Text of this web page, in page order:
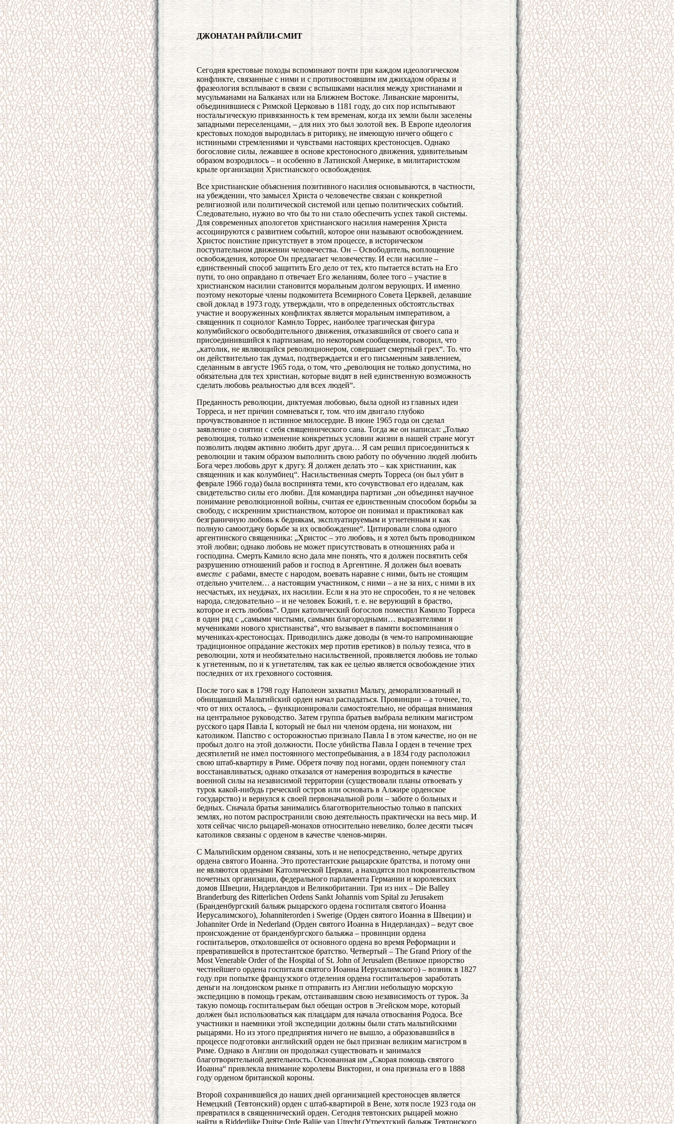
ДЖОНАТАН РАЙЛИ-СМИТ
Сегодня крестовые походы вспоминают почти при каждом идеологическом
конфликте, связанные с ними и с противостоявшим им джихадом образы и
фразеология всплывают в связи с вспышками насилия между христианами и
мусульманами на Балканах или на Ближнем Востоке. Ливанские марониты,
объединившиеся с Римской Церковью в 1181 году, до сих пор испытывают
ностальгическую привязанность к тем временам, когда их земли были заселены
западными переселенцами, – для них это был золотой век. В Европе идеология
крестовых походов выродилась в риторику, не имеющую ничего общего с
истинными стремлениями и чувствами настоящих крестоносцев. Однако
богословие силы, лежавшее в основе крестоносного движения, удивительным
образом возродилось – и особенно в Латинской Америке, в милитаристском
крыле организации Христианского освобождения.
Все христианские объяснения позитивного насилия основываются, в частности,
на убеждении, что замысел Христа о человечестве связан с конкретной
религиозной или политической системой или цепью политических событий.
Следовательно, нужно во что бы то ни стало обеспечить успех такой системы.
Для современных апологетов христианского насилия намерения Христа
ассоциируются с развитием событий, которое они называют освобождением.
Христос поистине присутствует в этом процессе, в историческом
поступательном движении человечества. Он – Освободитель, воплощение
освобождения, которое Он предлагает человечеству. И если насилие –
единственный способ защитить Его дело от тех, кто пытается встать на Его
пути, то оно оправдано п отвечает Его желаниям, более того – участие в
христианском насилии становится моральным долгом верующих. И именно
поэтому некоторые члены подкомитета Всемирного Совета Церквей, делавшие
свой доклад в 1973 году, утверждали, что в определенных обстоятсльствах
участие и вооруженных конфликтах является моральным императивом, а
священник п социолог Камнло Торрес, наиболее трагическая фигура
колумбийского освободительного движения, отказавшийся от своего сапа и
присоединившийся к партизанам, по некоторым сообщениям, говорил, что
„католик, не являющийся революционером, совершает смертный грех“. То. что
он действительно так думал, подтверждается и его письменным заявлением,
сделанным в августе 1965 года, о том, что „революция не только допустима, но
обязательна для тех христиан, которые видят в ней единственную возможность
сделать любовь реальностью для всех людей“.
Преданность революции, диктуемая любовью, была одной из главных идеи
Торреса, и нет причин сомневаться г, том. что им двигало глубоко
прочувствованное п истинное милосердие. В июне 1965 года он сделал
заявление о снятии с себя священнического сана. Тогда же он написал: „Только
революция, только изменение конкретных условии жизни в нашей стране могут
позволить людям активно любить друг друга… Я сам решил присоединиться к
революции и таким образом выполнить свою работу по обучению людей любить
Бога через любовь друг к другу. Я должен делать это – как христианин, как
священник и как колумбиец“. Насильственная смерть Торреса (он был убит в
феврале 1966 года) была воспринята теми, кто сочувствовал его идеалам, как
свидетельство силы его любви. Для командира партизан „он объединял научное
понимание революционной войны, считая ее единственным способом борьбы за
свободу, с искренним христианством, которое он понимал и практиковал как
безграничную любовь к беднякам, эксплуатируемым и угнетенным и как
полную самоотдачу борьбе за их освобождение“. Цитировали слова одного
аргентинского священника: „Христос – это любовь, и я хотел быть проводником
этой любви; однако любовь не может присутствовать в отношениях раба и
господина. Смерть Камило ясно дала мне понять, что я должен посвятить себя
разрушению отношений рабов и господ в Аргентине. Я должен был воевать
вместе с рабами, вместе с народом, воевать наравне с ними, быть не стоящим
отдельно учителем… а настоящим участником, с ними – а не за них, с ними в их
несчастьях, их неудачах, их насилии. Если я на это не спрособен, то я не человек
народа, следовательно – и не человек Божий, т. е. не верующий в браство,
которое и есть любовь“. Один католический богослов поместил Камило Торреса
в один ряд с „самыми чистыми, самыми благородными… выразителями и
мучениками нового христианства“, что вызывает в памяти воспоминания о
мучениках-крестоносцах. Приводились даже доводы (в чем-то напроминающие
традиционное опрадание жестоких мер против еретиков) в пользу тезиса, что в
революции, хотя и необязательно насильственной, проявляется любовь ие только
к угнетенным, по и к угнетателям, так как ее целью является освобождение этих
последних от их греховного состояния.
После того как в 1798 году Наполеон захватил Мальту, деморализованный и
обнищавший Мальтийский орден начал распадаться. Провинции – а точнее, то,
что от них осталось, – функционировали самостоятельно, не обращая внимания
на центральное руководство. Затем группа братьев выбрала великим магистром
русского царя Павла I, который не был ни членом ордена, ни монахом, ни
католиком. Папство с осторожностью признало Павла I в этом качестве, но он не
пробыл долго на этой должности. После убийства Павла I орден в течение трех
десятилетий не имел постоянного местопребывания, а в 1834 году расположил
свою штаб-квартиру в Риме. Обретя почву под ногами, орден понемногу стал
восстанавливаться, однако отказался от намерения возродиться в качестве
военной силы на независимой территории (существовали планы отвоевать у
турок какой-нибудь греческий остров или основать в Алжире орденское
государство) и вернулся к своей первоначальной роли – заботе о больных и
бедных. Сначала братья занимались благотворительностью только в папских
землях, но потом распространили свою деятельность практически на весь мир. И
хотя сейчас число рыцарей-монахов относительно невелико, более десяти тысяч
католиков связаны с орденом в качестве членов-мирян.
С Мальтийским орденом связаны, хоть и не непосредственно, четыре других
ордена святого Иоанна. Это протестантские рыцарские братства, и потому они
не являются орденами Католической Церкви, а находятся пол покровительством
почетных организации, федерального парламента Германии и королевских
домов Швеции, Нидерландов и Великобритании. Три из них – Die Balley
Branderburg des Ritterlichen Ordens Sankt Johannis vom Spital zu Jerusakem
(Бранденбургский бальяж рыцарского ордена госпиталя святого Иоанна
Иерусалимского), Johanniterorden i Swerige (Орден святого Иоанна в Швеции) и
Johanniter Orde in Nederland (Орден святого Иоанна в Нидерландах) – ведут свое
происхождение от бранденбургского бальяжа – провинции ордена
госпитальеров, отколовшейся от основного ордена во время Реформации и
превратившейся в протестантское братство. Четвертый – Тhe Grand Priory of the
Most Venerable Order of the Hospital of St. John of Jerusalem (Великое приорство
честнейшего ордена госпиталя святого Иоанна Иерусалимского) – возник в 1827
году при попытке французского отделения ордена госпитальеров заработать
деньги на лондонском рынке п отправить из Англии небольшую морскую
экспедицию в помощь грекам, отстаивавшим свою независимость от турок. За
такую помощь госпитальерам был обещан остров в Эгейском море, который
должен был использоваться как плацдарм для начала отвосвання Родоса. Все
участники и наемники этой экспедиции должны были стать мальтийскими
рыцарями. Но из этого предприятия ничего не вышло, а образовавшийся в
процессе подготовки английский орден не был признан великим магистром в
Риме. Однако в Англии он продолжал существовать и занимался
благотворительной деятельность. Основанная им „Скорая помощь святого
Иоанна“ привлекла внимание королевы Виктории, и она признала его в 1888
году орденом британской короны.
Второй сохранившейся до наших дней организацией крестоносцев является
Немецкий (Тевтонский) орден с штаб-квартирой в Вене, хотя после 1923 года он
превратился в священнический орден. Сегодня тевтонских рыцарей можно
найти в Ridderlijke Duitse Orde Balije van Utrecht (Утрехтский бальяж Тевтонского